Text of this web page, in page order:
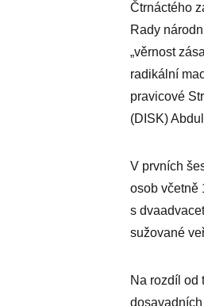
Čtrnáctého
Rady
„věrnost
radikální
pravicové
(DISK)
V prvních
osob včetně
s
sužované
Na rozdíl od